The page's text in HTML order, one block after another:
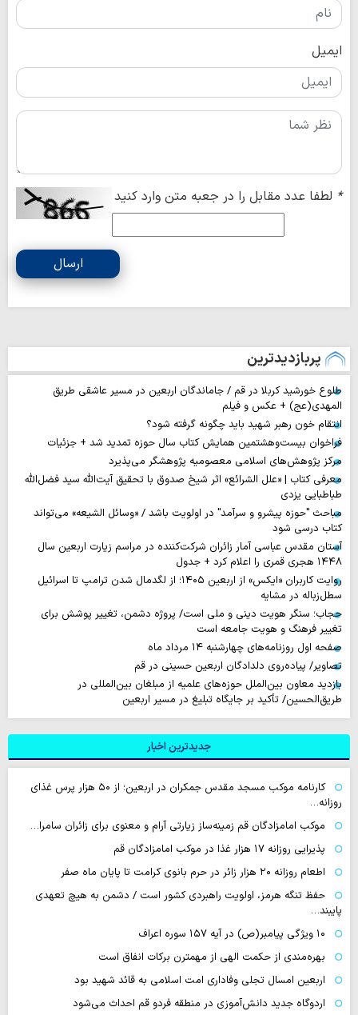
ایمیل
* لطفا عدد مقابل را در جعبه متن وارد کنید
ارسال
پربازدیدترین
طلوع خورشید کربلا در قم / جاماندگان اربعین در مسیر عاشقی طریق
المهدی(عج) + عکس و فیلم
انتقام خون رهبر شهید باید چگونه گرفته شود؟
فراخوان بیست‌وهشتمین همایش کتاب سال حوزه تمدید شد + جزئیات
مرکز پژوهش‌های اسلامی معصومیه پژوهشگر می‌پذیرد
معرفی کتاب | «علل الشرائع» اثر شیخ صدوق با تحقیق آیت‌الله سید فضل‌الله
طباطبایی یزدی
مباحث "حوزه پیشرو و سرآمد" در اولویت باشد / «وسائل الشیعه» می‌تواند
کتاب درسی شود
آستان مقدس عباسی آمار زائران شرکت‌کننده در مراسم زیارت اربعین سال
۱۴۴۸ هجری قمری را اعلام کرد + جدول
روایت‌ کاربران «ایکس» از اربعین ۱۴۰۵؛ از لگدمال شدن ترامپ تا اسرائیل
سطل‌زباله‌ در مشایه
حجاب؛ سنگر هویت دینی و ملی است/ پروژه دشمن، تغییر پوشش برای
تغییر فرهنگ و هویت جامعه است
صفحه اول روزنامه‌های چهارشنبه ۱۴ مرداد ماه
تصاویر/ پیاده‌روی دلدادگان اربعین حسینی در قم
بازدید معاون بین‌الملل حوزه‌های علمیه از مبلغان بین‌المللی در
طریق‌الحسین/ تأکید بر جایگاه تبلیغ در مسیر اربعین
جدیدترین اخبار
کارنامه موکب مسجد مقدس جمکران در اربعین؛ از ۵۰ هزار پرس غذای
روزانه…
موکب امامزادگان قم زمینه‌ساز زیارتی آرام و معنوی برای زائران سامرا…
پذیرایی روزانه ۱۷ هزار غذا در موکب امامزادگان قم
اطعام روزانه ۲۰ هزار زائر در حرم بانوی کرامت تا پایان ماه صفر
حفظ تنگه هرمز، اولویت راهبردی کشور است / دشمن به هیچ تعهدی
پایبند…
۱۰ ویژگی پیامبر(ص) در آیه ۱۵۷ سوره اعراف
بهره‌مندی از حکمت الهی از مهمترن برکات انفاق است
اربعین امسال تجلی وفاداری امت اسلامی به قائد شهید بود
اردوگاه جدید دانش‌آموزی در منطقه فردو قم احداث می‌شود